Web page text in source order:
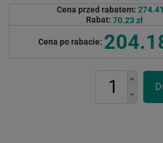
Cena przed rabatem:
Rabat: 70.23 zł
Cena po rabacie: